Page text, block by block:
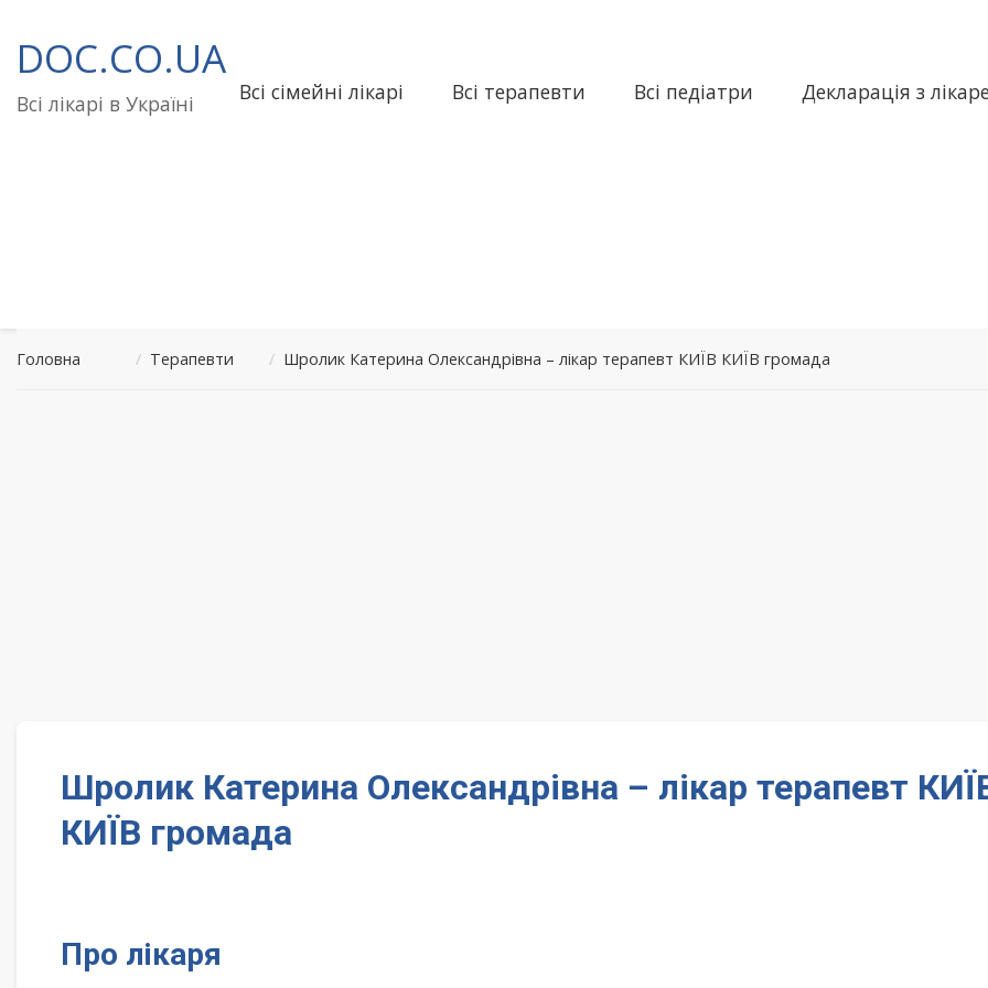
до
вмісту
DOC.CO.UA
Всі лікарі в Україні Всі сімейні лікарі Всі терапевти Всі педіатри Декларація з
Головна / Терапевти / Шролик Катерина Олександрівна – лікар терапевт КИЇВ КИЇВ громада
Шролик Катерина Олександрівна – лікар терапевт
КИЇВ громада
Про лікаря